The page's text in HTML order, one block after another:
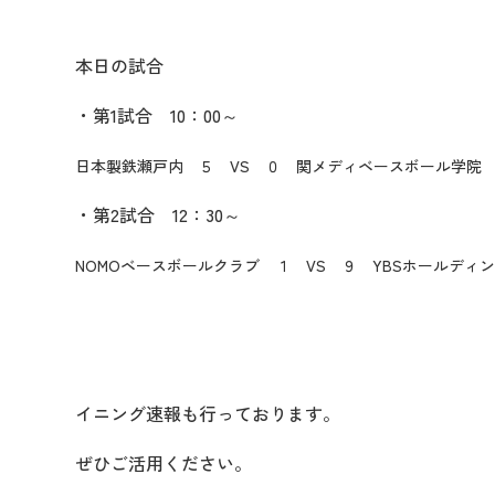
本日の試合
・第1試合 10：00～
日本製鉄瀬戸内 ５ VS ０ 関メディベースボール学院
・第2試合 12：30～
NOMOベースボールクラブ １ VS ９ YBSホールディ
イニング速報も行っております。
ぜひご活用ください。